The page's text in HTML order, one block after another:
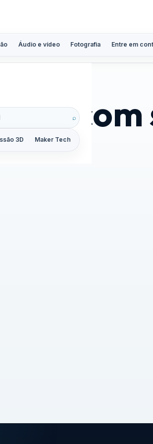
Áudio e vídeo Fotografia Entre em
⌕
3D Maker Tech
com